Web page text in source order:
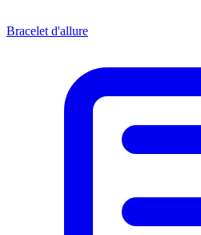
Bracelet d'allure